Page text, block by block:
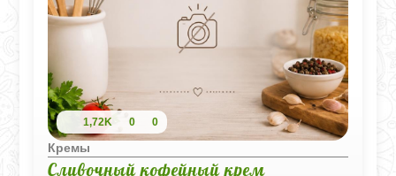
1,72K 0 0
Кремы
Сливочный кофейный крем